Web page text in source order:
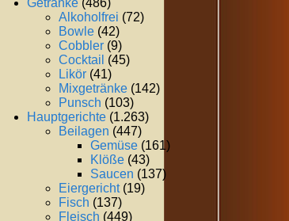
Getränke (486)
Alkoholfrei (72)
Bowle (42)
Cobbler (9)
Cocktail (45)
Likör (41)
Mixgetränke (142)
Punsch (103)
Hauptgerichte (1.263)
Beilagen (447)
Gemüse (161)
Klöße (43)
Saucen (137)
Eiergericht(19)
Fisch (137)
Fleisch (449)